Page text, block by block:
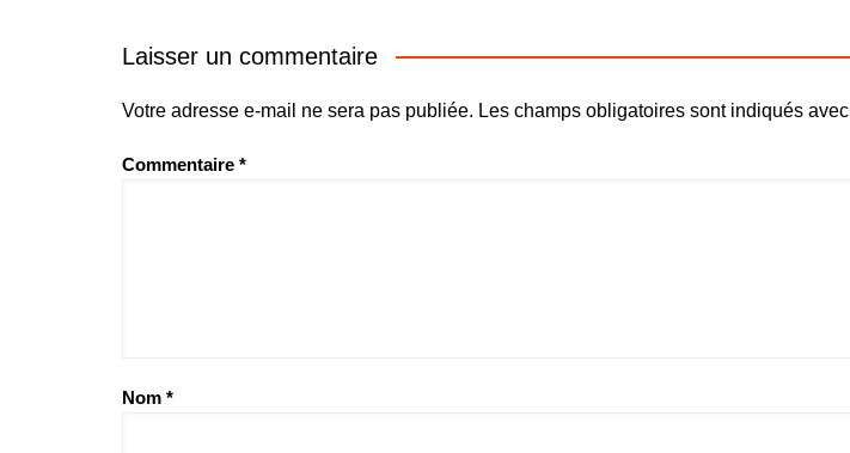
Laisser un commentaire
Votre adresse e-mail ne sera pas publiée. Les champs obligatoires sont indiqués avec
Commentaire *
Nom *